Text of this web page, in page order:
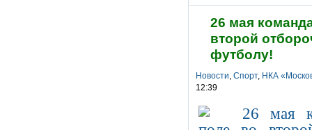
26 мая
второй
футболу!
Новости, Спорт, НКА
12:39